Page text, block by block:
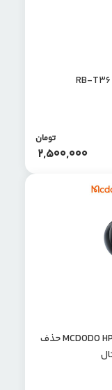
2,500,000
تومان
هندزفری بلوتوث مک دودو مدل MCDODO HP-3300 حذف